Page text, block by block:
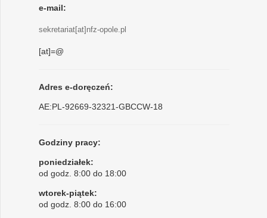
e-mail:
sekretariat[at]nfz-opole.pl
[at]=@
Adres e-doręczeń:
AE:PL-92669-32321-GBCCW-18
Godziny pracy:
poniedziałek:
od godz. 8:00 do 18:00
wtorek-piątek:
od godz. 8:00 do 16:00